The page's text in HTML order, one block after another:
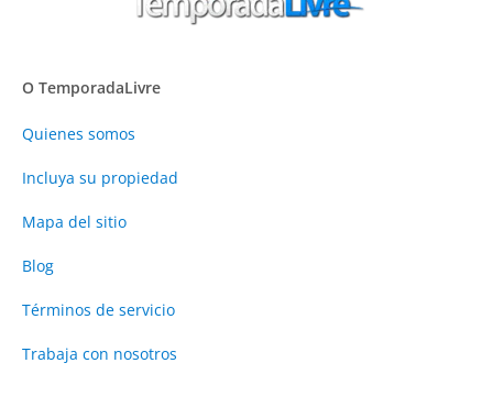
O TemporadaLivre
Quienes somos
Incluya su propiedad
Mapa del sitio
Blog
Términos de servicio
Trabaja con nosotros